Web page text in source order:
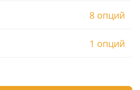
8 опций
1 опций